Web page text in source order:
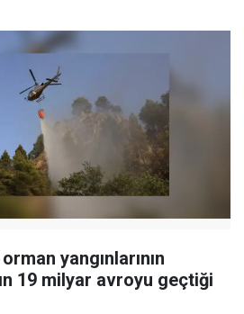
yangınlarının
19 milyar avroyu geçtiği